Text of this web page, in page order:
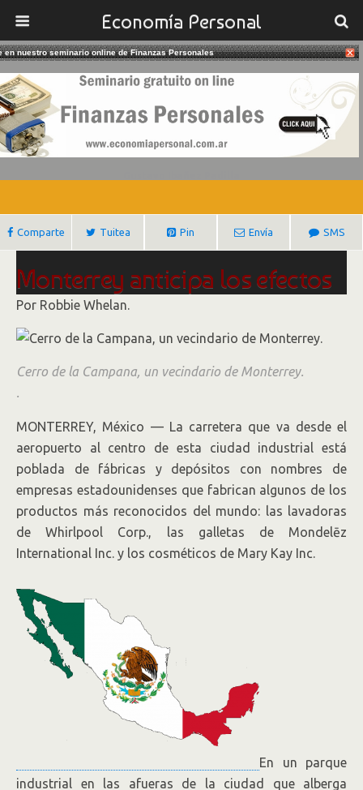
Economía Personal
28/01/2017
Monterrey Anticipa La Ruptura Del
NAFTA
Comparte Tuitea Pin Envía SMS
Monterrey anticipa los efectos
en México de la ruptura del
Nafta
Por Robbie Whelan.
Cerro de la Campana, un vecindario de Monterrey.
.
MONTERREY, México — La carretera que va desde el
aeropuerto al centro de esta ciudad industrial está
poblada de fábricas y depósitos con nombres de
empresas estadounidenses que fabrican algunos de los
productos más reconocidos del mundo: las lavadoras
de Whirlpool Corp., las galletas de Mondelēz
International Inc. y los cosméticos de Mary Kay Inc.
En un parque
industrial en las afueras de la ciudad que alberga
en nuestro seminario online de Finanzas Personales